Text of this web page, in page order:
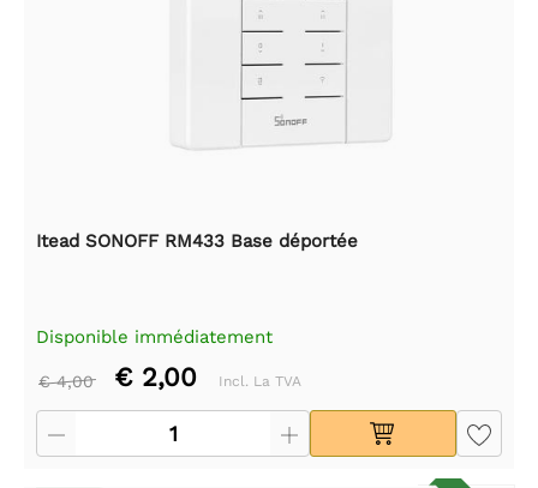
Itead SONOFF RM433 Base déportée
Disponible immédiatement
€ 4,00 € 2,00 Incl. La TVA